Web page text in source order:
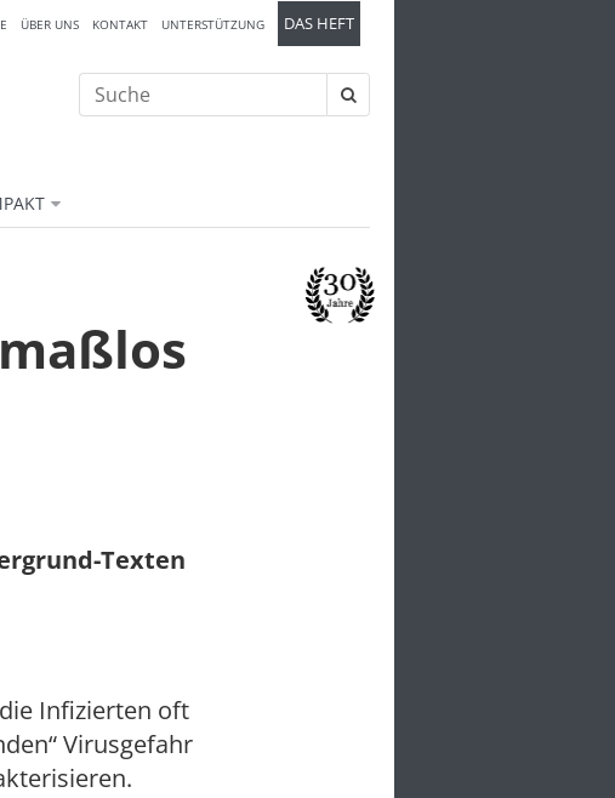
ÜBER UNS KONTAKT UNTERSTÜTZUNG DAS HEFT
Suche
nach:
Texten
Infizierten oft
Virusgefahr